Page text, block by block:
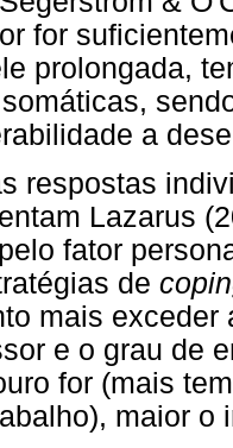
for
prolongada,
a
respostas
Lazarus
fator
de
mais
e o grau de
for (mais
maior